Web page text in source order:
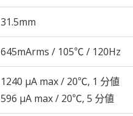
31.5mm
645mArms / 105℃ / 120Hz
1240 μA max / 20℃, 1 分値
596 μA max / 20℃, 5 分値